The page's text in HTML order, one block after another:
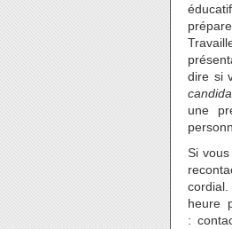
dire si
une
Si
heure
: